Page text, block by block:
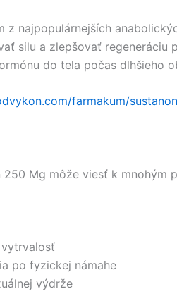
z najpopulárnejších
silu a zlepšovať
do tela počas dlhšieho
farmakum/
250 Mg môže viesť k mnohým
vytrvalosť
po fyzickej námahe
výdrže